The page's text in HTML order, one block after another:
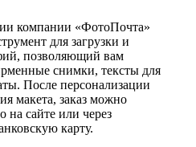
компании «ФотоПочта»
для загрузки и
позволяющий вам
снимки, тексты для
После персонализации
макета, заказ можно
на сайте или через
карту.